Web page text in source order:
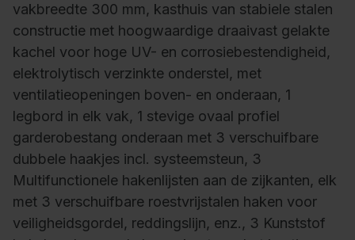
vakbreedte 300 mm, kasthuis van stabiele stalen
constructie met hoogwaardige draaivast gelakte
kachel voor hoge UV- en corrosiebestendigheid,
elektrolytisch verzinkte onderstel, met
ventilatieopeningen boven- en onderaan, 1
legbord in elk vak, 1 stevige ovaal profiel
garderobestang onderaan met 3 verschuifbare
dubbele haakjes incl. systeemsteun, 3
Multifunctionele hakenlijsten aan de zijkanten, elk
met 3 verschuifbare roestvrijstalen haken voor
veiligheidsgordel, reddingslijn, enz., 3 Kunststof